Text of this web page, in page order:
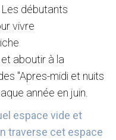
débutants
vivre
aboutir à la
"Apres-midi et nuits
année en juin.
espace vide et
traverse cet espace